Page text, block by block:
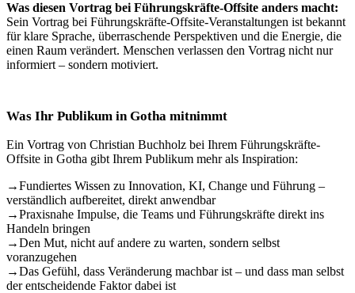
Was diesen Vortrag bei Führungskräfte-Offsite anders macht:
Sein Vortrag bei Führungskräfte-Offsite-Veranstaltungen ist bekannt
für klare Sprache, überraschende Perspektiven und die Energie, die
einen Raum verändert. Menschen verlassen den Vortrag nicht nur
informiert – sondern motiviert.
Was Ihr Publikum in Gotha mitnimmt
Ein Vortrag von Christian Buchholz bei Ihrem Führungskräfte-
Offsite in Gotha gibt Ihrem Publikum mehr als Inspiration:
→Fundiertes Wissen zu Innovation, KI, Change und Führung –
verständlich aufbereitet, direkt anwendbar
→Praxisnahe Impulse, die Teams und Führungskräfte direkt ins
Handeln bringen
→Den Mut, nicht auf andere zu warten, sondern selbst
voranzugehen
→Das Gefühl, dass Veränderung machbar ist – und dass man selbst
der entscheidende Faktor dabei ist